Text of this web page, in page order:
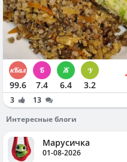
99.6 7.4 6.4 3.2
3
13
Интересные блоги
Марусичка
01-08-2026